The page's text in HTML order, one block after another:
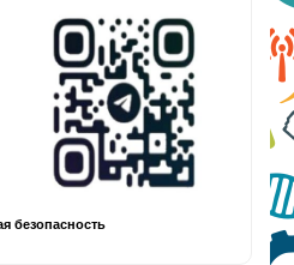
безопасность